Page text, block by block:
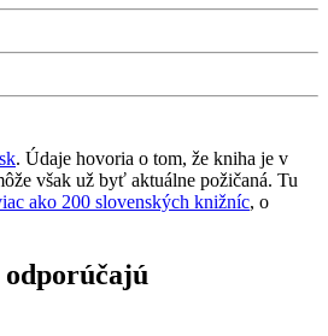
. Údaje hovoria o tom, že kniha je v
však už byť aktuálne požičaná. Tu
ako 200 slovenských knižníc, o